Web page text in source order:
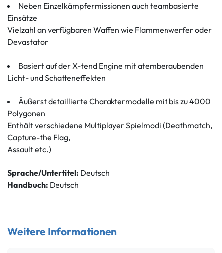
Neben Einzelkämpfermissionen auch teambasierte
Einsätze
Vielzahl an verfügbaren Waffen wie Flammenwerfer oder
Devastator
Basiert auf der X-tend Engine mit atemberaubenden
Licht- und Schatteneffekten
Äußerst detaillierte Charaktermodelle mit bis zu 4000
Polygonen
Enthält verschiedene Multiplayer Spielmodi (Deathmatch,
Capture-the Flag,
Assault etc.)
Sprache/Untertitel: Deutsch
Handbuch: Deutsch
Weitere Informationen